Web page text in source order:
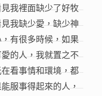
我裡面缺少了好牧
我缺少愛，缺少神
有很多時候，如果
的人，我就置之不
看事情和環境，都
服事得起來的人，